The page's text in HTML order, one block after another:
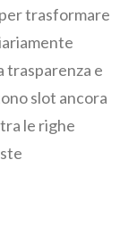
trasformare
trasparenza e
slot ancora
le righe